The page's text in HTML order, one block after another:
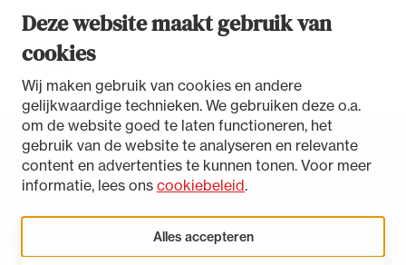
Deze website maakt gebruik van
cookies
Wij maken gebruik van cookies en andere
gelijkwaardige technieken. We gebruiken deze o.a.
om de website goed te laten functioneren, het
gebruik van de website te analyseren en relevante
content en advertenties te kunnen tonen. Voor meer
informatie, lees ons cookiebeleid.
Alles accepteren
2500 GW Den Haag
Toegankelijkheidsverklaring
Disclaimer